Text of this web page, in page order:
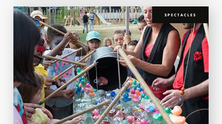
SPECTACLES